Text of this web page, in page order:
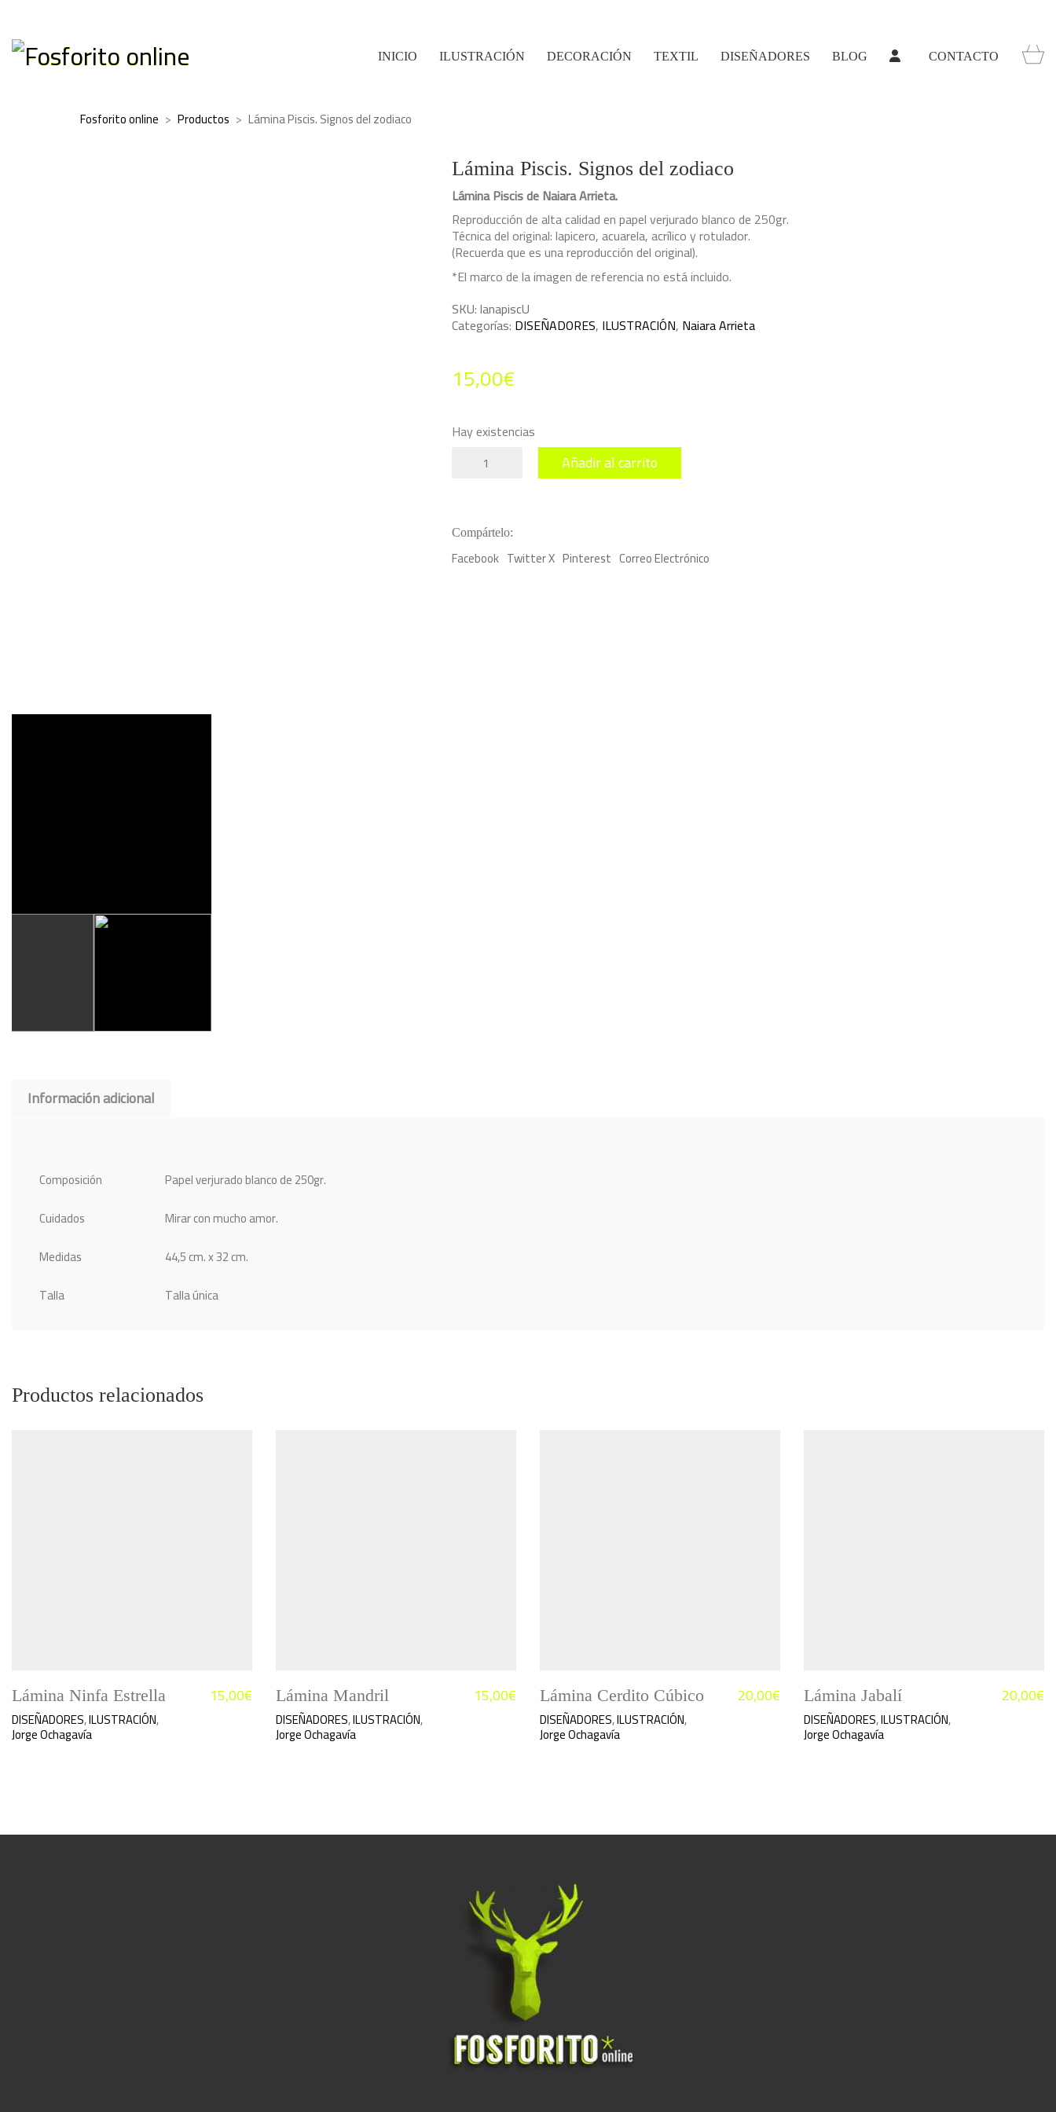
INICIO ILUSTRACIÓN DECORACIÓN TEXTIL DISEÑADORES BLOG CONTACTO
Fosforito online > Productos > Lámina Piscis. Signos del zodiaco
Lámina Piscis. Signos del zodiaco
Lámina Piscis de Naiara Arrieta.
Reproducción de alta calidad en papel verjurado blanco de 250gr.
Técnica del original: lapicero, acuarela, acrílico y rotulador.
(Recuerda que es una reproducción del original).
*El marco de la imagen de referencia no está incluido.
SKU:lanapiscU
Categorías: DISEÑADORES, ILUSTRACIÓN, Naiara Arrieta
15,00€
Hay existencias
Lámina
cantidad
Añadir al carrito
Compártelo:
Facebook Twitter X Pinterest Correo Electrónico
Información adicional
Composición
Papel verjurado blanco de 250gr.
Cuidados
Mirar con mucho amor.
Medidas
44,5 cm. x 32 cm.
Talla
Talla única
Productos relacionados
Lámina Ninfa Estrella
DISEÑADORES,ILUSTRACIÓN,
Jorge Ochagavía
15,00€ Lámina Mandril
DISEÑADORES,ILUSTRACIÓN,
Jorge Ochagavía
15,00€ Lámina Cerdito Cúbico
DISEÑADORES,ILUSTRACIÓN,
Jorge Ochagavía
20,00€ Lámina Jabalí
DISEÑADORES,ILUSTRACIÓN,
Jorge Ochagavía
20,00€